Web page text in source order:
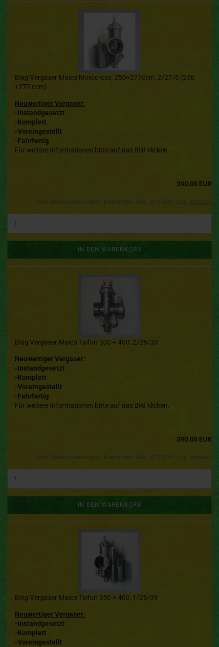
Bing Vergaser Maico Motocross, 250+277ccm, 2/27/6 (250
+277 ccm)
Neuwertiger Vergaser:
-Instandgesetzt
-Komplett
-Voreingestellt
-Fahrfertig
Für weitere Informationen bitte auf das Bild klicken.
390,00 EUR
IN DEN WARENKORB
Bing Vergaser Maico Taifun 300 + 400, 2/26/33
Neuwertiger Vergaser:
-Instandgesetzt
-Komplett
-Voreingestellt
-Fahrfertig
Für weitere Informationen bitte auf das Bild klicken.
390,00 EUR
IN DEN WARENKORB
Bing Vergaser Maico Taifun 350 + 400, 1/26/39
Neuwertiger Vergaser:
-Instandgesetzt
-Komplett
-Voreingestellt